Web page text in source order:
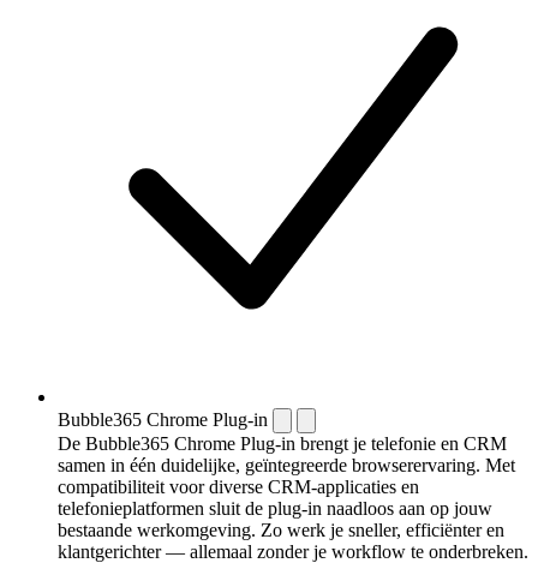
Bubble365 Chrome Plug-in
De Bubble365 Chrome Plug-in brengt je telefonie en CRM
samen in één duidelijke, geïntegreerde browserervaring. Met
compatibiliteit voor diverse CRM-applicaties en
telefonieplatformen sluit de plug-in naadloos aan op jouw
bestaande werkomgeving. Zo werk je sneller, efficiënter en
klantgerichter — allemaal zonder je workflow te onderbreken.